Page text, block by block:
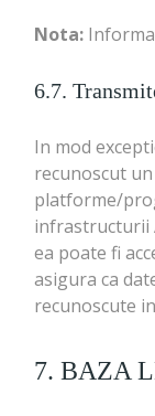
Nota:
6.7.
In mod
recunoscut
platforme/
infrastructurii
ea poate fi
asigura ca
recunoscute
7. BAZA